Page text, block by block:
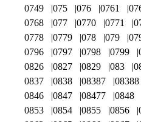
0749
075 076 0761
0768
077 0770 0771
0778
0779 078 079
0796
0797 0798 0799
0826
0827 0829 083
0837
0838 08387 08388
0846
0847 08477 0848
0853
0854 0855 0856